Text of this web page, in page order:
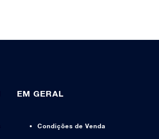
EM GERAL
Condições de Venda